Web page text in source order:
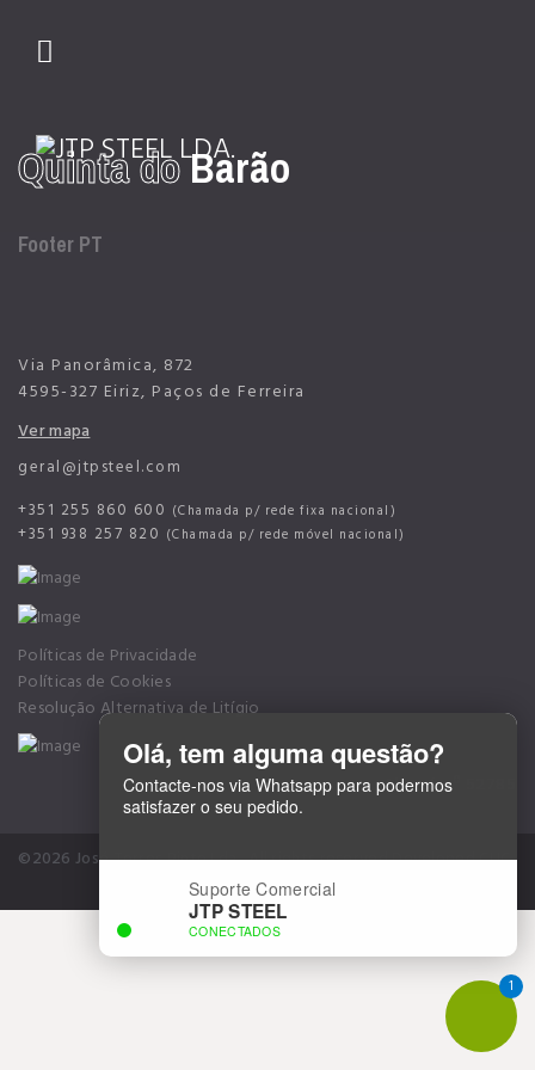
Quinta doBarão
Footer PT
Via Panorâmica, 872
4595-327 Eiriz, Paços de Ferreira
Ver mapa
geral@jtpsteel.com
+351 255 860 600 (Chamada p/ rede fixa nacional)
+351 938 257 820 (Chamada p/ rede móvel nacional)
Políticas de Privacidade
Políticas de Cookies
Resolução Alternativa de Litígio
Alvará nº 52785
1
Olá, tem alguma questão?
Contacte-nos via Whatsapp para podermos
satisfazer o seu pedido.
Suporte Comercial
JTP STEEL
CONECTADOS
©2026 José Torres Pinto Lda.. All rights reservedDeveloped CLIC-
DESIGN Creative Solutions